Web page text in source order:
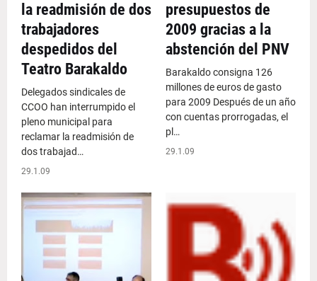
la readmisión de dos
trabajadores
despedidos del
Teatro Barakaldo
Delegados sindicales de
CCOO han interrumpido el
pleno municipal para
reclamar la readmisión de
dos trabajad…
29.1.09
presupuestos de
2009 gracias a la
abstención del PNV
Barakaldo consigna 126
millones de euros de gasto
para 2009 Después de un año
con cuentas prorrogadas, el
pl…
29.1.09